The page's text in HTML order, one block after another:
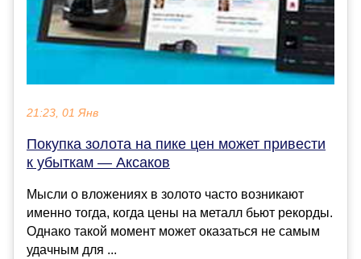
21:23, 01 Янв
Покупка золота на пике цен может привести
к убыткам — Аксаков
Мысли о вложениях в золото часто возникают
именно тогда, когда цены на металл бьют рекорды.
Однако такой момент может оказаться не самым
удачным для ...